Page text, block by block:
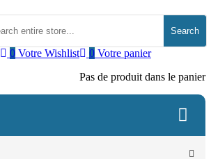
Search
0 Votre panier
Pas de produit dans le panier
0 Votre Wishlist